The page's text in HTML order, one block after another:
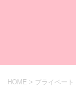
HOME > プライベート